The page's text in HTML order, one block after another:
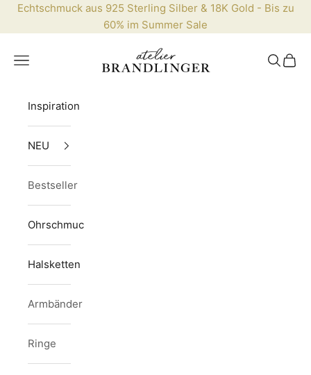
Zum Inhalt springen
Echtschmuck aus 925 Sterling Silber & 18K Gold - Bis zu
60% im Summer Sale
Brandlinger.com
Menü Suchen
Inspiration
NEU
Bestseller
Ohrschmuck
Halsketten
Armbänder
Ringe